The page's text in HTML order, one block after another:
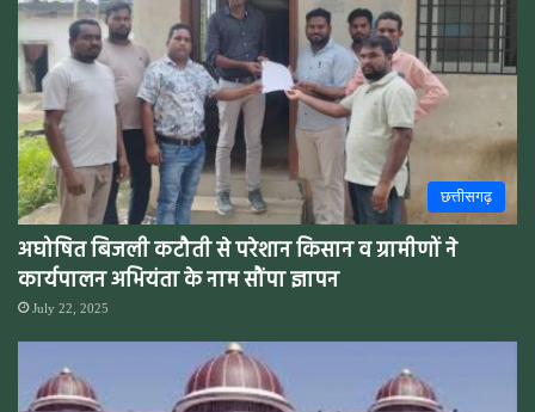
छत्तीसगढ़
अघोषित बिजली कटौती से परेशान किसान व ग्रामीणों ने
कार्यपालन अभियंता के नाम सौंपा ज्ञापन
July 22, 2025